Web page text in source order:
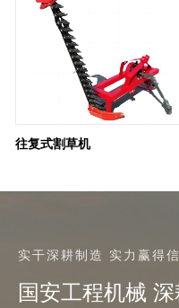
往复式割草机
实干深耕制造 实力赢得
国安工程机械